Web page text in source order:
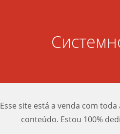
Esse site está a venda com
conteúdo. Estou 100%